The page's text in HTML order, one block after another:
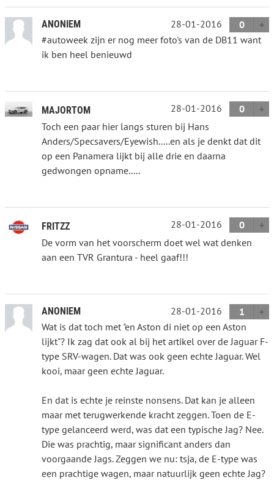
ANONIEM 28-01-2016
0
#autoweek zijn er nog meer foto's van de DB11 want
ik ben heel benieuwd
MAJORTOM 28-01-2016
0
Toch een paar hier langs sturen bij Hans
Anders/Specsavers/Eyewish.....en als je denkt dat dit
op een Panamera lijkt bij alle drie en daarna
gedwongen opname.....
FRITZZ 28-01-2016
0
De vorm van het voorscherm doet wel wat denken
aan een TVR Grantura - heel gaaf!!!
ANONIEM 28-01-2016
1
Wat is dat toch met "en Aston di niet op een Aston
lijkt"? Ik zag dat ook al bij het artikel over de Jaguar F-
type SRV-wagen. Dat was ook geen echte Jaguar. Wel
kooi, maar geen echte Jaguar.
En dat is echte je reinste nonsens. Dat kan je alleen
maar met terugwerkende kracht zeggen. Toen de E-
type gelanceerd werd, was dat een typische Jag? Nee.
Die was prachtig, maar significant anders dan
voorgaande Jags. Zeggen we nu: tsja, de E-type was
een prachtige wagen, maar natuurlijk geen echte Jag?